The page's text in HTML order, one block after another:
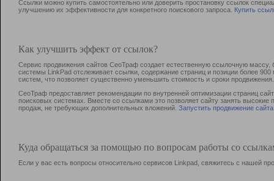
Ссылки можно купить самостоятельно или доверить простановку ссылок
улучшению их эффективности для конкретного поискового запроса. Купить
Как улучшить эффект от ссылок?
Сервис продвижения сайтов СеоТраф создает естественную ссылочную
системы LinkPad отслеживает ссылки, содержание страниц и позиции более
систем, что позволяет существенно уменьшить стоимость и сроки продвижения.
СеоТраф предоставляет рекомендации по внутренней оптимизации страниц
поисковых системах. Вместе со ссылками это позволяет сайту занять
продаж, не требующих дополнительных вложений. Запустить продвижение сайта
Куда обращаться за помощью по вопросам работы со
Если у вас есть вопросы относительно сервисов Linkpad, свяжитесь с нашей